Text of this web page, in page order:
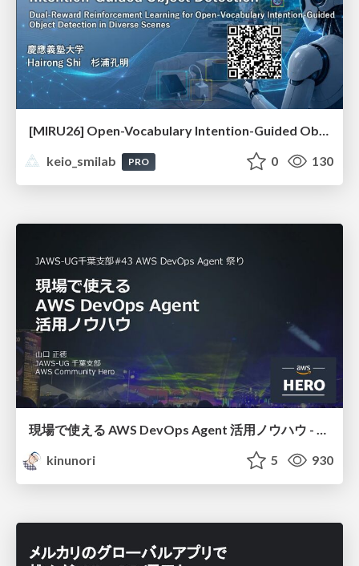
[MIRU26] Open-Vocabulary Intention-Guided Object Detection in Diverse Scenes
keio_smilab
PRO 0 130
kinunori
5 930